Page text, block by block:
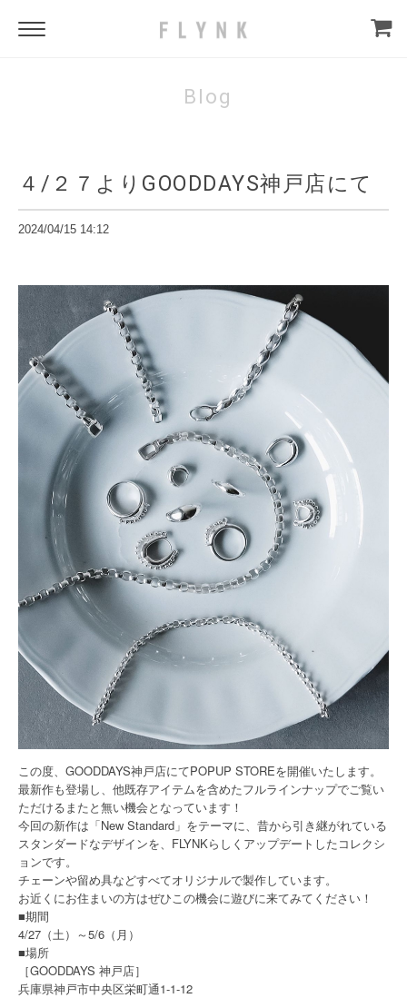
Blog
４/２７よりGOODDAYS神戸店にて
2024/04/15 14:12
この度、GOODDAYS神戸店にてPOPUP STOREを開催いたします。
最新作も登場し、他既存アイテムを含めたフルラインナップでご覧い
ただけるまたと無い機会となっています！
今回の新作は「New Standard」をテーマに、昔から引き継がれている
スタンダードなデザインを、FLYNKらしくアップデートしたコレクシ
ョンです。
チェーンや留め具などすべてオリジナルで製作しています。
お近くにお住まいの方はぜひこの機会に遊びに来てみてください！
■期間
4/27（土）～5/6（月）
■場所
［GOODDAYS 神戸店］
兵庫県神戸市中央区栄町通1-1-12